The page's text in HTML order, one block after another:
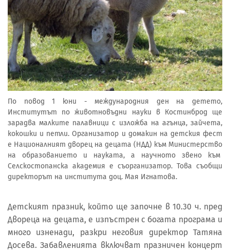
По повод 1 юни - международния ден на детето,
Институтът по животновъдни науки в Костинброд ще
зарадва малките палавници с изложба на агънца, зайчета,
кокошки и петли. Организатор и домакин на детския фест
е Националният дворец на децата (НДД) към Министерство
на образованието и науката, а научното звено към
Селскостопанска академия е съорганизатор. Това съобщи
директорът на института доц. Мая Игнатова.
Детският празник, който ще започне в 10.30 ч. пред
Двореца на децата, е изпъстрен с богата програма и
много изненади, разкри неговия директор Татяна
Досева. Забавленията включват празничен концерт